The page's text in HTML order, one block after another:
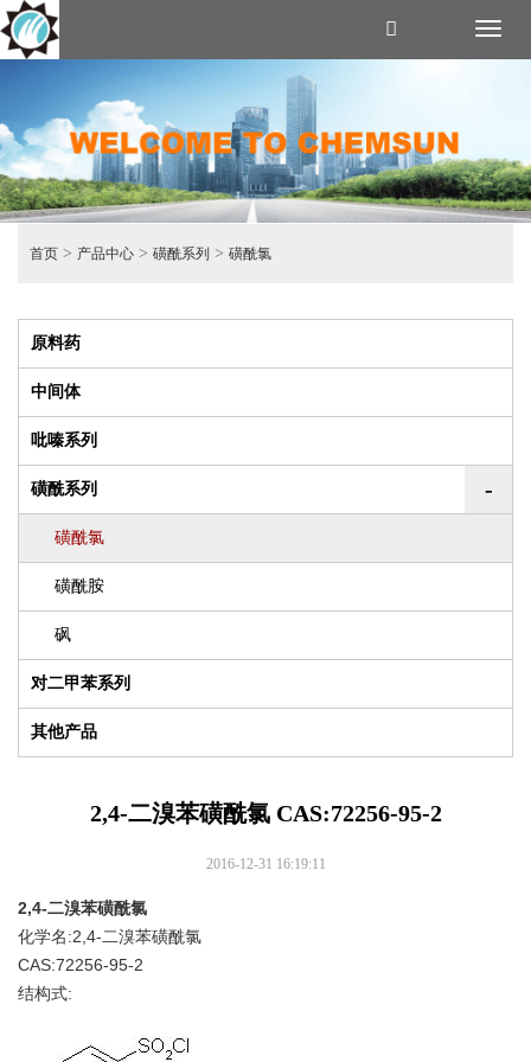
首页 > 产品中心 > 磺酰系列 > 磺酰氯
原料药
中间体
吡嗪系列
磺酰系列 -
磺酰氯
磺酰胺
砜
对二甲苯系列
其他产品
2,4-二溴苯磺酰氯 CAS:72256-95-2
2016-12-31 16:19:11
2,4-二溴苯磺酰氯
化学名:2,4-二溴苯磺酰氯
CAS:72256-95-2
结构式: